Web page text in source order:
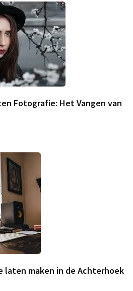
Fotografie: Het Vangen van
laten maken in de Achterhoek